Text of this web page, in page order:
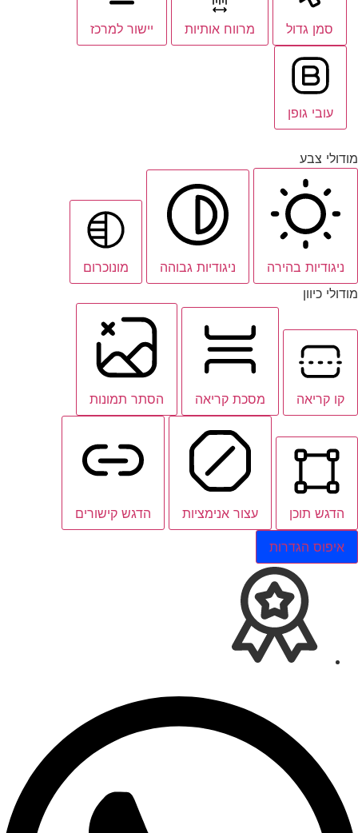
סמן גדול מרווח אותיות יישור למרכז
עובי גופן
מודולי צבע
ניגודיות בהירה ניגודיות גבוהה
מונוכרום
מודולי כיוון
קו קריאה מסכת קריאה הסתר תמונות
הדגש תוכן עצור אנימציות הדגש קישורים
איפוס הגדרות